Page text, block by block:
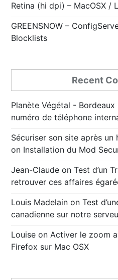
Retina (hi dpi) – MacOSX /
GREENSNOW –
Blocklists
Recent
Planète Végétal - Bordeaux
numéro de téléphone
Sécuriser son site après un
on Installation du Mod
Jean-Claude onTest d’un
retrouver ces affaires
Louis Madelain onTest
canadienne sur notre
Louise onActiver le zoom
Firefox sur Mac OSX